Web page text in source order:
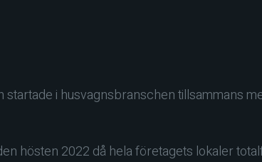
i husvagnsbranschen tillsammans
hösten 2022 då hela företagets lokaler